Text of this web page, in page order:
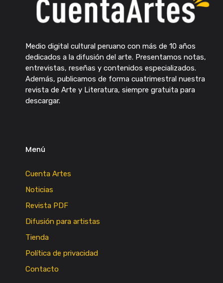
Medio digital cultural peruano con más de 10 años
dedicados a la difusión del arte. Presentamos notas,
entrevistas, reseñas y contenidos especializados.
Además, publicamos de forma cuatrimestral nuestra
revista de Arte y Literatura, siempre gratuita para
descargar.
Menú
Cuenta Artes
Noticias
Revista PDF
Difusión para artistas
Tienda
Política de privacidad
Contacto